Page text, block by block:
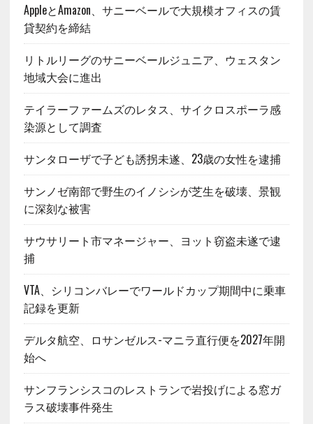
AppleとAmazon、サニーベールで大規模オフィスの賃
貸契約を締結
リトルリーグのサニーベールジュニア、ウェスタン
地域大会に進出
テイラーファームズのレタス、サイクロスポーラ感
染源として調査
サンタローザで子ども誘拐未遂、23歳の女性を逮捕
サンノゼ南部で野生のイノシシが芝生を破壊、景観
に深刻な被害
サウサリート市マネージャー、ヨット窃盗未遂で逮
捕
VTA、シリコンバレーでワールドカップ期間中に乗車
記録を更新
デルタ航空、ロサンゼルス-マニラ直行便を2027年開
始へ
サンフランシスコのレストランで岩投げによる窓ガ
ラス破壊事件発生